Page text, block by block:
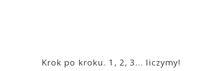
Krok po kroku. 1, 2, 3… liczymy!